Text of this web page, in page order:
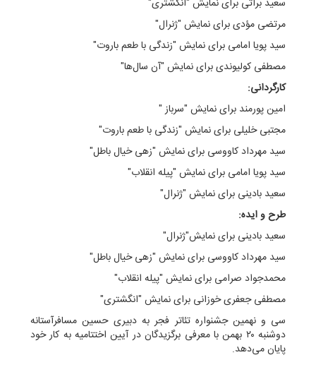
سعید براتی برای نمایش "انگشتری"
مرتضی مؤدی برای نمایش "ژنرال"
سید پویا امامی برای نمایش "زندگی با طعم باروت"
مصطفی کولیوندی برای نمایش "آن سال‌ها"
کارگردانی:
امین پورمند برای نمایش "سرباز "
مجتبی خلیلی برای نمایش "زندگی با طعم باروت"
سید مهرداد کاووسی برای نمایش "زهی خیال باطل"
سید پویا امامی برای نمایش "پیله انقلاب"
سعید بادینی برای نمایش "ژنرال"
طرح و ایده:
سعید بادینی برای نمایش"ژنرال"
سید مهرداد کاووسی برای نمایش "زهی خیال باطل"
محمدجواد صرامی برای نمایش "پیله انقلاب"
مصطفی جعفری خوزانی برای نمایش "انگشتری"
سی و نهمین جشنواره تئاتر فجر به دبیری حسین مسافرآستانه
دوشنبه ۲۰ بهمن با معرفی برگزیدگان در آیین اختتامیه به کار خود
پایان می‌دهد.